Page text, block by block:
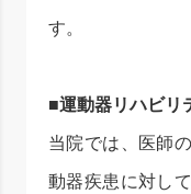
す。
■運動器リハビリ
当院では、医師
動器疾患に対し